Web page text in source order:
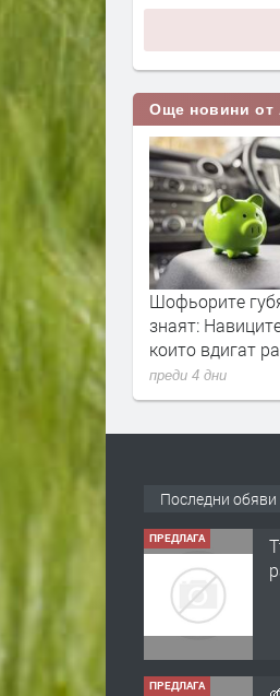
Още новини от
пари, без да
зад волана,
на гориво
BMW ще залее
автомобили до
преди 5 дни
Последни обяви
ПРЕДЛАГА
ПРЕДЛАГА